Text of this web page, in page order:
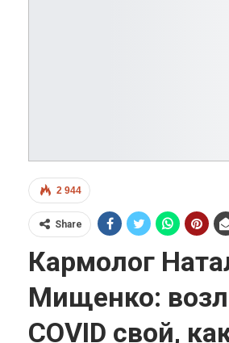
2 944
Share
Кармолог
Мищенко:
COVID свой,